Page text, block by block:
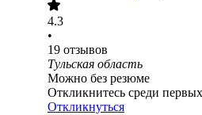
4.3
•
19 отзывов
Тульская область
Можно без резюме
Откликнитесь среди первых
Откликнуться